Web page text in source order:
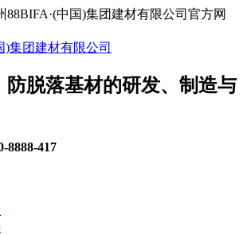
88BIFA·(中国)集团建材有限公司官方网
防脱落基材的研发、制造与
8888-417